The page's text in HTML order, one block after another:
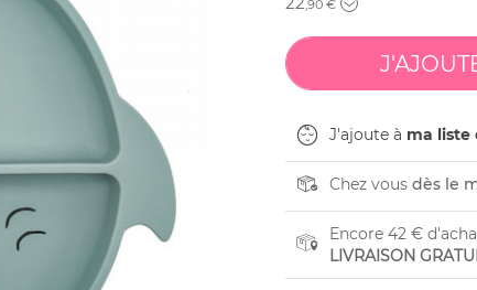
,90 €
J'ajoute à ma liste
Chez vous dès le
Encore 42 €
LIVRAISON